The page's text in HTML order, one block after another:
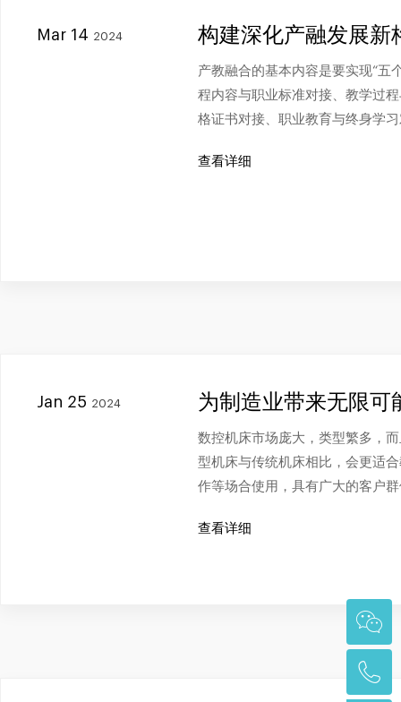
Mar 14 2024 构建深化产融发展新
产教融合的基本内容是要实现“五
程内容与职业标准对接、教学过
格证书对接、职业教育与终身学
查看详细
Jan 25 2024 为制造业带来无限可
数控机床市场庞大，类型繁多，
型机床与传统机床相比，会更适
作等场合使用，具有广大的客户
查看详细